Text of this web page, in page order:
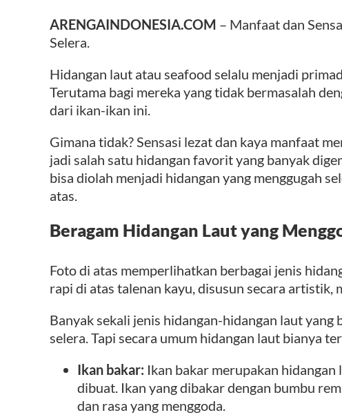
ARENGAINDONESIA.COM – Manfaat dan
Selera.
Hidangan laut atau seafood selalu menjadi
Terutama bagi mereka yang tidak bermasalah
dari ikan-ikan ini.
Gimana tidak? Sensasi lezat dan kaya manfaat
jadi salah satu hidangan favorit yang banyak
bisa diolah menjadi hidangan yang menggugah
atas.
Beragam Hidangan Laut yang
Foto di atas memperlihatkan berbagai jenis
rapi di atas talenan kayu, disusun secara artistik,
Banyak sekali jenis hidangan-hidangan laut yang
selera. Tapi secara umum hidangan laut bianya
Ikan bakar: Ikan bakar merupakan
dibuat. Ikan yang dibakar dengan bumbu
dan rasa yang menggoda.